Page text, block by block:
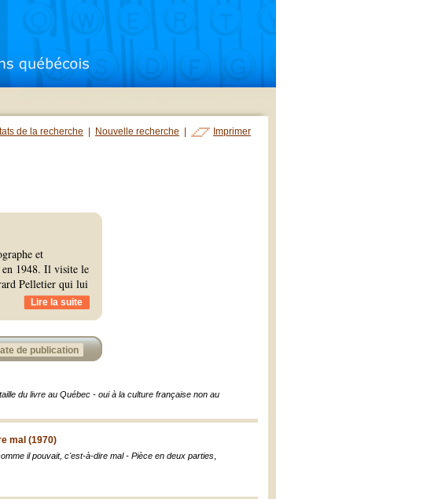
de la recherche Nouvelle recherche Imprimer
et
en 1948. Il visite le
Pelletier qui lui
Lire la suite
de publication
du livre au Québec - oui à la culture française non au
mal (1970)
il pouvait, c'est-à-dire mal - Pièce en deux parties